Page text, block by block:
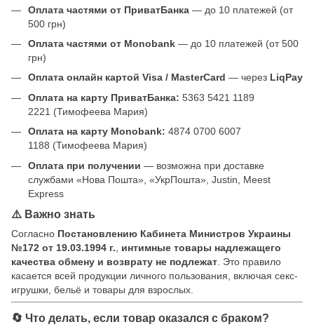
Оплата частями от ПриватБанка — до 10 платежей (от
500 грн)
Оплата частями от Monobank — до 10 платежей (от 500
грн)
Оплата онлайн картой Visa / MasterCard — через LiqPay
Оплата на карту ПриватБанка: 5363 5421 1189
2221 (Тимофеева Мария)
Оплата на карту Monobank: 4874 0700 6007
1188 (Тимофеева Мария)
Оплата при получении — возможна при доставке
службами «Нова Пошта», «УкрПошта», Justin, Meest
Express
⚠️ Важно знать
Согласно Постановлению Кабинета Министров Украины
№172 от 19.03.1994 г.
интимные товары надлежащего
качества обмену и возврату не подлежат . Это правило
касается всей продукции личного пользования, включая секс-
игрушки, бельё и товары для взрослых.
🔄 Что делать, если товар оказался с браком?